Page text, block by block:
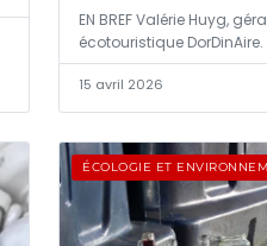
EN BREF Valérie Huyg,
écotouristique DorDinAire.
15 avril 2026
ÉCOLOGIE ET